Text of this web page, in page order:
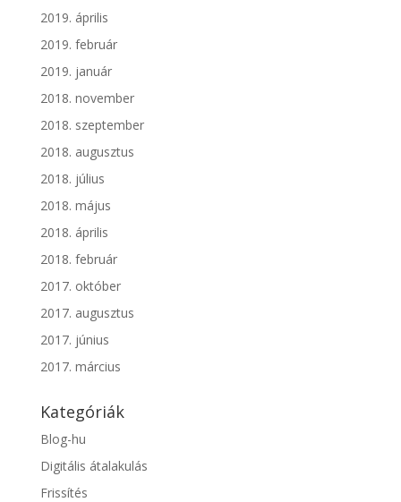
2019. április
2019. február
2019. január
2018. november
2018. szeptember
2018. augusztus
2018. július
2018. május
2018. április
2018. február
2017. október
2017. augusztus
2017. június
2017. március
Kategóriák
Blog-hu
Digitális átalakulás
Frissítés